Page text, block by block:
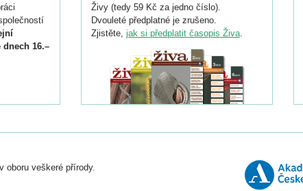
16.–
nebo
Živy (tedy 59 Kč za jedno číslo).
Dvouleté předplatné je zrušeno.
Zjistěte, jak si předplatit časopis Živa.
oboru veškeré přírody.